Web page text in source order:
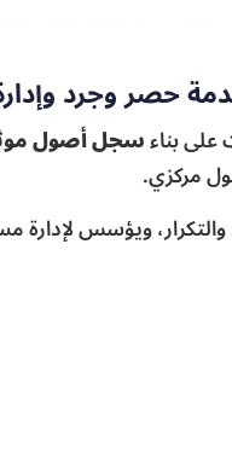
حصر وجرد
بناءسجل أصول
مركزي.
ويؤسس لإدارة